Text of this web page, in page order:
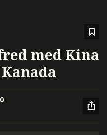
med Kina